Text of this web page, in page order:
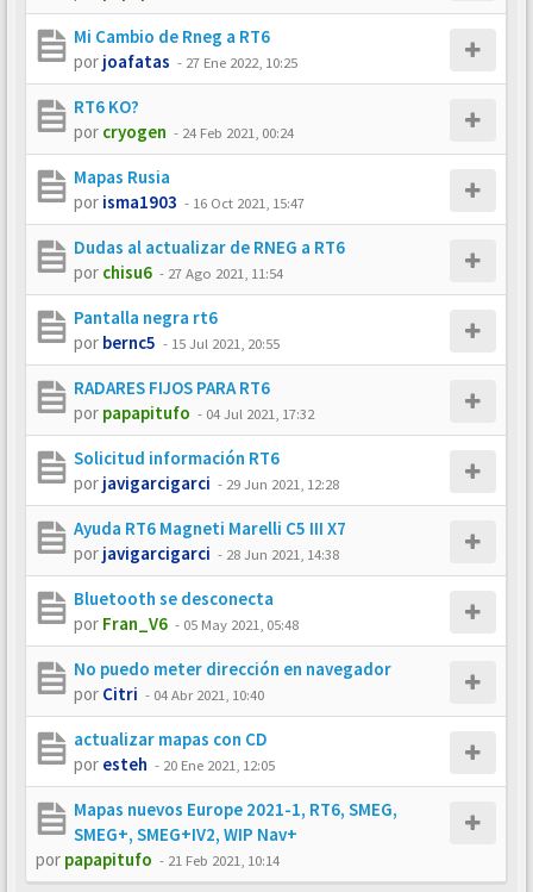
Mi Cambio de Rneg a RT6
por joafatas - 27 Ene 2022, 10:25
RT6 KO?
por cryogen - 24 Feb 2021, 00:24
Mapas Rusia
por isma1903 - 16 Oct 2021, 15:47
Dudas al actualizar de RNEG a RT6
por chisu6 - 27 Ago 2021, 11:54
Pantalla negra rt6
por bernc5 - 15 Jul 2021, 20:55
RADARES FIJOS PARA RT6
por papapitufo - 04 Jul 2021, 17:32
Solicitud información RT6
por javigarcigarci - 29 Jun 2021, 12:28
Ayuda RT6 Magneti Marelli C5 III X7
por javigarcigarci - 28 Jun 2021, 14:38
Bluetooth se desconecta
por Fran_V6 - 05 May 2021, 05:48
No puedo meter dirección en navegador
por Citri - 04 Abr 2021, 10:40
actualizar mapas con CD
por esteh - 20 Ene 2021, 12:05
Mapas nuevos Europe 2021-1, RT6, SMEG,
SMEG+, SMEG+IV2, WIP Nav+
por papapitufo - 21 Feb 2021, 10:14